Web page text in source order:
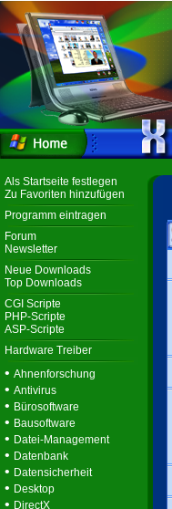
Als Startseite festlegen
Zu Favoriten hinzufügen
Programm eintragen
Forum
Newsletter
Neue Downloads
Top Downloads
CGI Scripte
PHP-Scripte
ASP-Scripte
Hardware Treiber
• Ahnenforschung
• Antivirus
• Bürosoftware
• Bausoftware
• Datei-Management
• Datenbank
• Datensicherheit
• Desktop
• DirectX